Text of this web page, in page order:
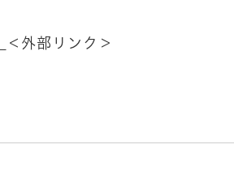
＜外部リンク＞